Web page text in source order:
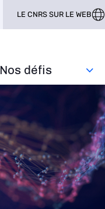
Nos défis‎
LE CNRS SUR LE WEB